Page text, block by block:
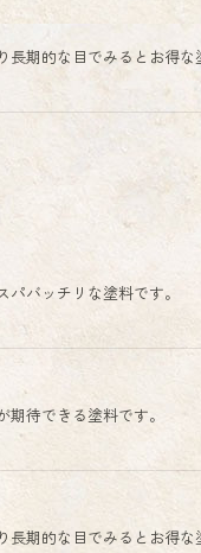
期的な目でみるとお得な
バッチリな塗料です。
待できる塗料です。
期的な目でみるとお得な